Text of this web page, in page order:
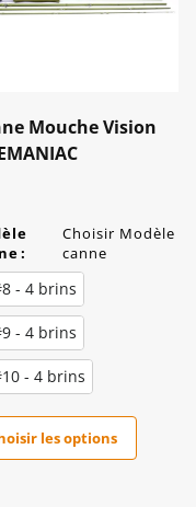
Mouche Vision
:
Choisir Modèle
canne
- 4 brins
- 4 brins
- 4 brins
les options